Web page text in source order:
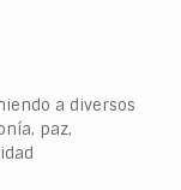
a diversos
paz,